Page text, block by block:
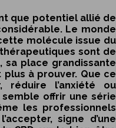
que potentiel allié de
Le monde
molécule issue du
sont de
sa place grandissante
plus à prouver. Que ce
l’anxiété ou
offrir une série
les professionnels
signe d’une